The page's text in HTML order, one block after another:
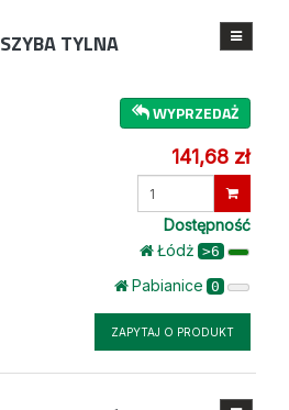
SZYBA TYLNA
WYPRZEDAŻ
141,68 zł
Dostępność
Łódż >6
Pabianice 0
ZAPYTAJ O PRODUKT